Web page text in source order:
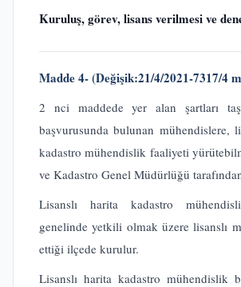
Kuruluş, görev, lisans verilmesi ve
Madde 4-(Değişik:21/4/2021-7317/4
2 nci maddede yer alan şartları
başvurusunda bulunan mühendislere,
kadastro mühendislik faaliyeti
ve Kadastro Genel Müdürlüğü
Lisanslı harita kadastro
genelinde yetkili olmak üzere lisanslı
ettiği ilçede kurulur.
Lisanslı harita kadastro mühendislik